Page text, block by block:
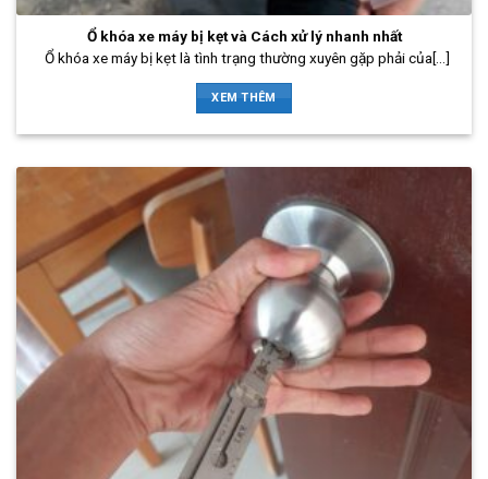
Ổ khóa xe máy bị kẹt và Cách xử lý nhanh nhất
Ổ khóa xe máy bị kẹt là tình trạng thường xuyên gặp phải của[...]
XEM THÊM